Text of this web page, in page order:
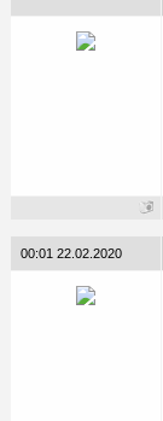
00:01 22.02.2020